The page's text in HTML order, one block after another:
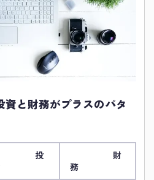
と財務がプラスのパタ
財
務